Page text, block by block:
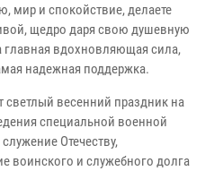
мир и спокойствие, делаете
щедро даря свою душевную
главная вдохновляющая сила,
надежная поддержка.
светлый весенний праздник на
специальной военной
Отечеству,
воинского и служебного долга